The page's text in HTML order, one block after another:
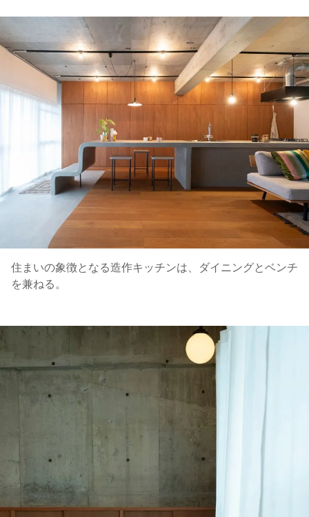
住まいの象徴となる造作キッチンは、ダイニングとベンチ
を兼ねる。